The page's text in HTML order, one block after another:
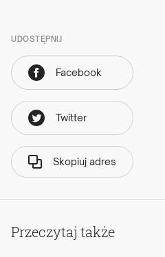
UDOSTĘPNIJ
Facebook
Twitter
Skopiuj adres
Przeczytaj także